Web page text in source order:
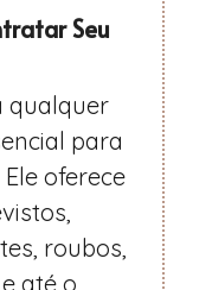
Seu
qualquer
para
oferece
roubos,
até o